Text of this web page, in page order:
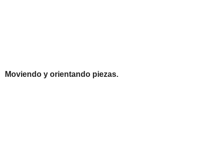
Moviendo y orientando piezas.